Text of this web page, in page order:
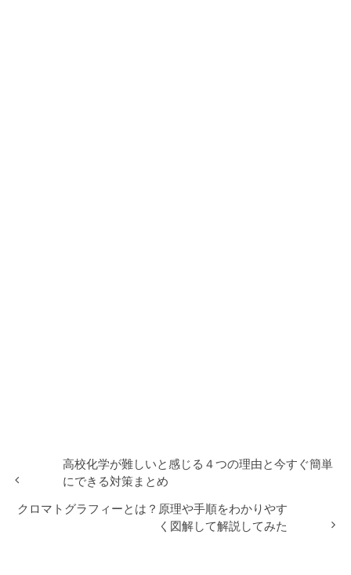
高校化学が難しいと感じる４つの理由と今すぐ簡単
にできる対策まとめ
クロマトグラフィーとは？原理や手順をわかりやす
く図解して解説してみた